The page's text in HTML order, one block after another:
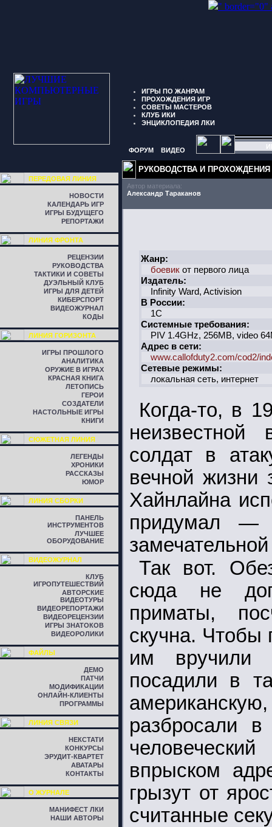
" border="0"
ИГРЫ ПО ЖАНРАМ
ПРОХОЖДЕНИЯ ИГР
СОВЕТЫ МАСТЕРОВ
КЛУБ ИКИ
ЭНЦИКЛОПЕДИЯ ЛКИ
ФОРУМ ВИДЕО
ПЕРЕДОВАЯ ЛИНИЯ
НОВОСТИ
КАЛЕНДАРЬ ИГР
ИГРЫ БУДУЩЕГО
РЕПОРТАЖИ
ЛИНИЯ ФРОНТА
РЕЦЕНЗИИ
РУКОВОДСТВА
ТАКТИКИ И СОВЕТЫ
ДУЭЛЬНЫЙ КЛУБ
ИГРЫ ДЛЯ ДЕТЕЙ
КИБЕРСПОРТ
ВИДЕОЖУРНАЛ
КОДЫ
ЛИНИЯ ГОРИЗОНТА
ИГРЫ ПРОШЛОГО
АНАЛИТИКА
ОРУЖИЕ В ИГРАХ
КРАСНАЯ КНИГА
ЛЕТОПИСЬ
ГЕРОИ
СОЗДАТЕЛИ
НАСТОЛЬНЫЕ ИГРЫ
КНИГИ
СЮЖЕТНАЯ ЛИНИЯ
ЛЕГЕНДЫ
ХРОНИКИ
РАССКАЗЫ
ЮМОР
ЛИНИЯ СБОРКИ
ПАНЕЛЬ
ИНСТРУМЕНТОВ
ЛУЧШЕЕ
ОБОРУДОВАНИЕ
ВИДЕОЖУРНАЛ
КЛУБ
ИГРОПУТЕШЕСТВИЙ
АВТОРСКИЕ
ВИДЕОТУРЫ
ВИДЕОРЕПОРТАЖИ
ВИДЕОРЕЦЕНЗИИ
ИГРЫ ЗНАТОКОВ
ВИДЕОРОЛИКИ
ФАЙЛЫ
ДЕМО
ПАТЧИ
МОДИФИКАЦИИ
ОНЛАЙН-КЛИЕНТЫ
ПРОГРАММЫ
ЛИНИЯ СВЯЗИ
НЕКСТАТИ
КОНКУРСЫ
ЭРУДИТ-КВАРТЕТ
АВАТАРЫ
КОНТАКТЫ
О ЖУРНАЛЕ
МАНИФЕСТ ЛКИ
НАШИ АВТОРЫ
РУКОВОДСТВА И ПРОХОЖДЕНИЯ
Автор материала:
Александр Тараканов
Жанр:
боевик от первого лица
Издатель:
Infinity Ward, Activision
В России:
1C
Системные требования:
PIV 1.4GHz, 256MB, video
Адрес в сети:
www.callofduty2.com/cod2/
Сетевые режимы:
локальная сеть, интернет
Когда-то, в
неизвестной
солдат в
вечной жизни
Хайнлайна
придумал —
Так вот.
сюда не
приматы,
скучна. Чтобы
им вручили
посадили в
разбросали
впрыском
грызут от
считанные